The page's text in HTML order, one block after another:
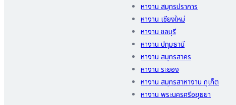
หางาน สมุทรปราการ
หางาน เชียงใหม่
หางาน ชลบุรี
หางาน ปทุมธานี
หางาน สมุทรสาคร
หางาน ระยอง
หางาน สมุทรสาหางาน ภูเก็ต
หางาน พระนครศรีอยุธยา